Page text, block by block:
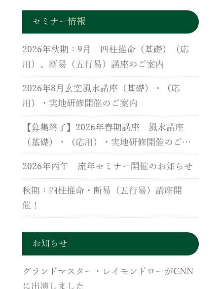
セミナー情報
2026年秋期：9月 四柱推命（基礎）（応
用）、断易（五行易）講座のご案内
2026年8月玄空風水講座（基礎）・（応
用）・実地研修開催のご案内
【募集終了】2026年春期講座 風水講座
（基礎）・（応用）・実地研修開催のご案
内
2026年丙午 流年セミナー開催のお知らせ
秋期：四柱推命・断易（五行易）講座開
催！
お知らせ
グランドマスター・レイモンドローがCNN
に出演しました